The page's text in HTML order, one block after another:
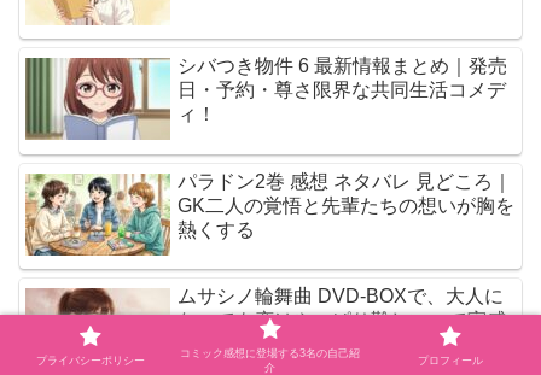
シバつき物件 6 最新情報まとめ｜発売
日・予約・尊さ限界な共同生活コメデ
ィ！
パラドン2巻 感想 ネタバレ 見どころ｜
GK二人の覚悟と先輩たちの想いが胸を
熱くする
ムサシノ輪舞曲 DVD-BOXで、大人に
なっても恋はやっぱり難しいって実感
しちゃう
プライバシーポリシー
コミック感想に登場する3名の自己紹
介
プロフィール